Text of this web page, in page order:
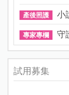
產後照護 小
專家專欄 守
試用募集